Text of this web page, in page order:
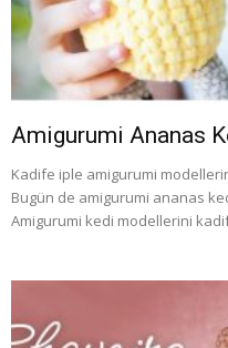
Amigurumi Ananas
Kadife iple amigurumi
Bugün de amigurumi ananas
Amigurumi kedi modellerini